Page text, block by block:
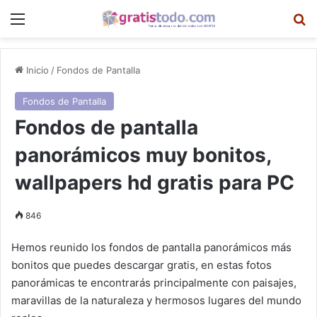
Menú
Inicio / Fondos de Pantalla
Fondos de Pantalla
Fondos de pantalla
panorámicos muy bonitos,
wallpapers hd gratis para PC
846
Hemos reunido los fondos de pantalla panorámicos más
bonitos que puedes descargar gratis, en estas fotos
panorámicas te encontrarás principalmente con paisajes,
maravillas de la naturaleza y hermosos lugares del mundo